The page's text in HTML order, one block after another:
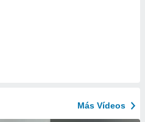
Más Vídeos